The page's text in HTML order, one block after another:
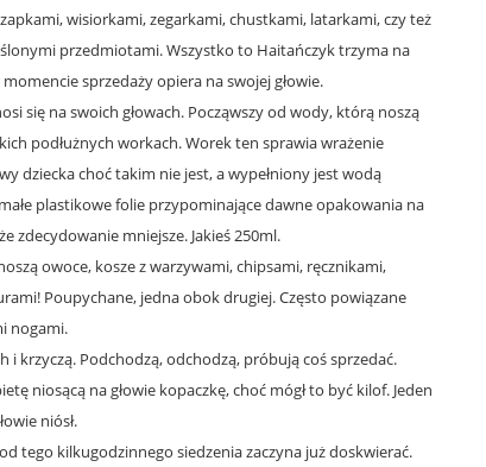
wisiorkami, zegarkami, chustkami, latarkami, czy też
przedmiotami. Wszystko to Haitańczyk trzyma na
sprzedaży opiera na swojej głowie.
się na swoich głowach. Począwszy od wody, którą noszą
podłużnych workach. Worek ten sprawia wrażenie
dziecka choć takim nie jest, a wypełniony jest wodą
plastikowe folie przypominające dawne opakowania na
zdecydowanie mniejsze. Jakieś 250ml.
owoce, kosze z warzywami, chipsami, ręcznikami,
Poupychane, jedna obok drugiej. Często powiązane
nogami.
i krzyczą. Podchodzą, odchodzą, próbują coś sprzedać.
niosącą na głowie kopaczkę, choć mógł to być kilof. Jeden
niósł.
od tego kilkugodzinnego siedzenia zaczyna już doskwierać.